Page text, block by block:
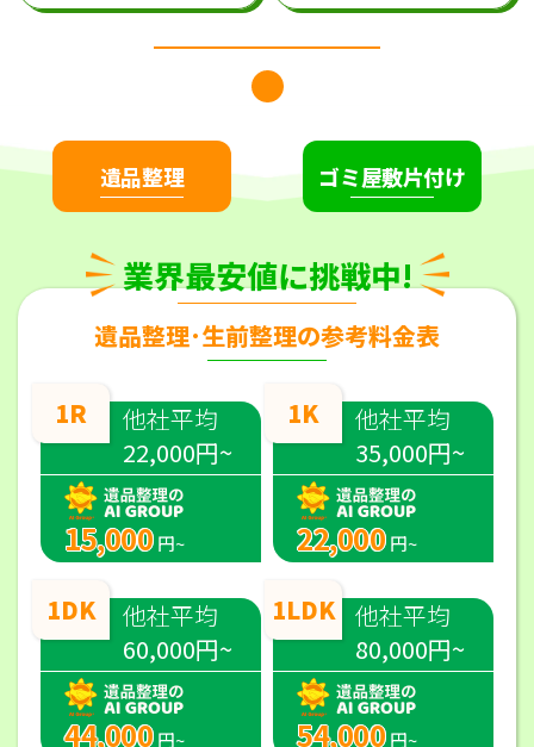
遺品整理 ゴミ屋敷片付け
業界最安値に挑戦中!
遺品整理･生前整理の参考料金表
1R
他社平均
22,000円~
15,000 円~
1DK
他社平均
60,000円~
44,000 円~
1K
他社平均
35,000円~
22,000 円~
1LDK 他社平均
80,000円~
54,000 円~